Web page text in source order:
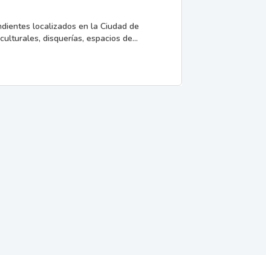
localizados en la Ciudad de
disquerías, espacios de...